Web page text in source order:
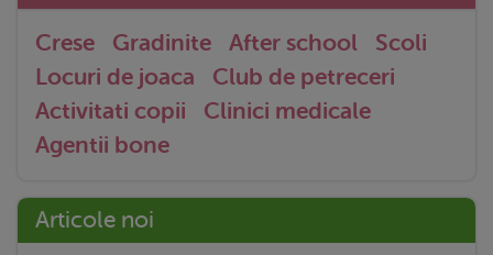
Crese Gradinite After school
Scoli
Locuri de joaca
Club de petreceri
Activitati copii
Clinici medicale
Agentii bone
Articole noi